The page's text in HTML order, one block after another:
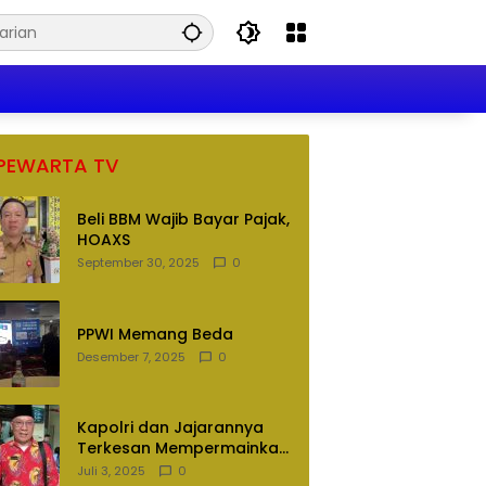
TV
Beli BBM Wajib Bayar Pajak,
HOAXS
September 30, 2025 0
PPWI Memang Beda
Desember 7, 2025 0
Kapolri dan Jajarannya
Terkesan Mempermainkan
Hukum
Juli 3, 2025 0